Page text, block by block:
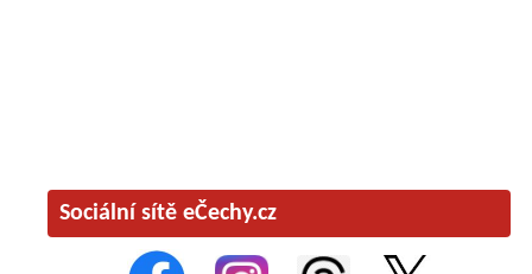
Sociální sítě eČechy.cz